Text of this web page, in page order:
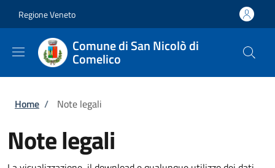
Regione Veneto
Comune di San Nicolò di
Comelico
Briciole di pane
Home / Note legali
Note legali